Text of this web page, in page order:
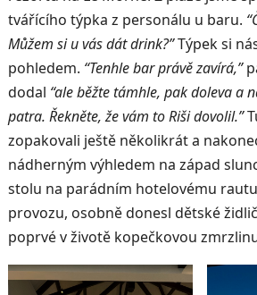
tvářícího týpka z personálu u baru.
Můžem si u vás dát drink?”Týpek si
pohledem. “Tenhle bar právě zavírá,”
dodal “ale běžte támhle, pak doleva a
patra. Řekněte, že vám to Riši dovolil.”
zopakovali ještě několikrát a
nádherným výhledem na západ
stolu na parádním hotelovému
provozu, osobně donesl dětské
poprvé v životě kopečkovou